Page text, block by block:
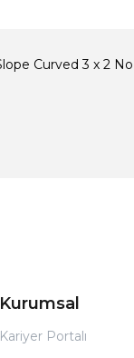
Kurumsal
Kariyer Portalı